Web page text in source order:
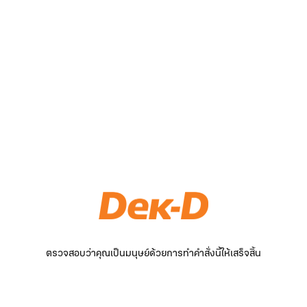
ตรวจสอบว่าคุณเป็นมนุษย์ด้วยการทำคำสั่งนี้ให้เสร็จสิ้น